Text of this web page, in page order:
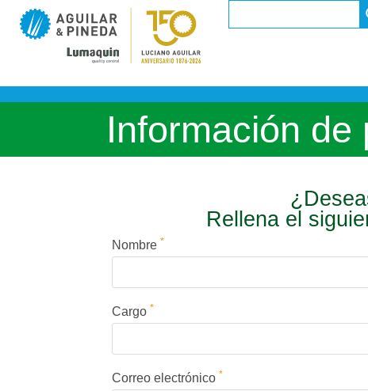
Información de
Rellena el
Nombre *
Cargo *
Correo electrónico *